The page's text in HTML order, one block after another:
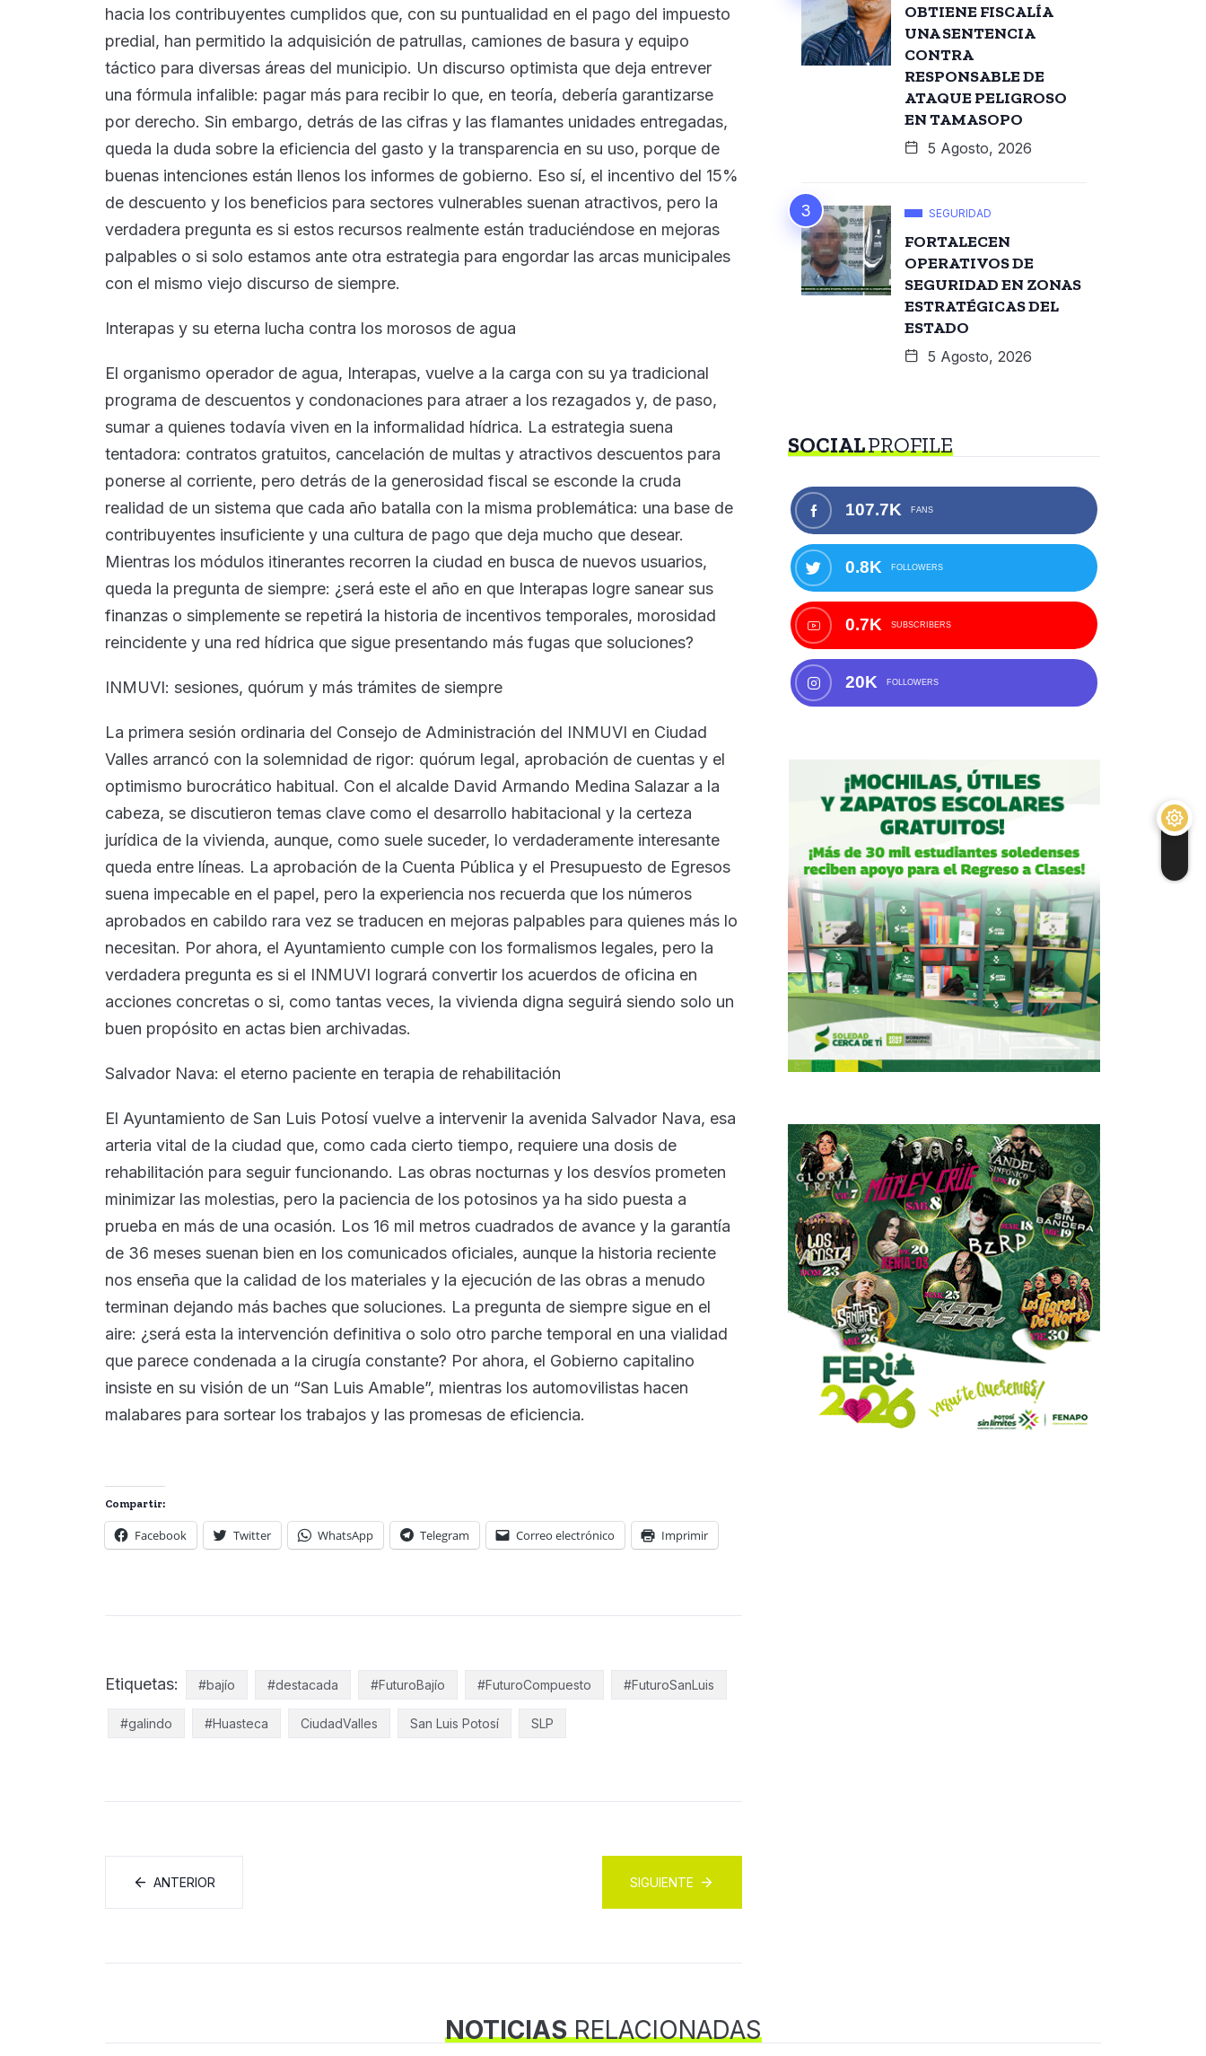
hacia los contribuyentes cumplidos que, con su puntualidad en el pago del impuesto
predial, han permitido la adquisición de patrullas, camiones de basura y equipo
táctico para diversas áreas del municipio. Un discurso optimista que deja entrever
una fórmula infalible: pagar más para recibir lo que, en teoría, debería garantizarse
por derecho. Sin embargo, detrás de las cifras y las flamantes unidades entregadas,
queda la duda sobre la eficiencia del gasto y la transparencia en su uso, porque de
buenas intenciones están llenos los informes de gobierno. Eso sí, el incentivo del 15%
de descuento y los beneficios para sectores vulnerables suenan atractivos, pero la
verdadera pregunta es si estos recursos realmente están traduciéndose en mejoras
palpables o si solo estamos ante otra estrategia para engordar las arcas municipales
con el mismo viejo discurso de siempre.
Interapas y su eterna lucha contra los morosos de agua
El organismo operador de agua, Interapas, vuelve a la carga con su ya tradicional
programa de descuentos y condonaciones para atraer a los rezagados y, de paso,
sumar a quienes todavía viven en la informalidad hídrica. La estrategia suena
tentadora: contratos gratuitos, cancelación de multas y atractivos descuentos para
ponerse al corriente, pero detrás de la generosidad fiscal se esconde la cruda
realidad de un sistema que cada año batalla con la misma problemática: una base de
contribuyentes insuficiente y una cultura de pago que deja mucho que desear.
Mientras los módulos itinerantes recorren la ciudad en busca de nuevos usuarios,
queda la pregunta de siempre: ¿será este el año en que Interapas logre sanear sus
finanzas o simplemente se repetirá la historia de incentivos temporales, morosidad
reincidente y una red hídrica que sigue presentando más fugas que soluciones?
INMUVI: sesiones, quórum y más trámites de siempre
La primera sesión ordinaria del Consejo de Administración del INMUVI en Ciudad
Valles arrancó con la solemnidad de rigor: quórum legal, aprobación de cuentas y el
optimismo burocrático habitual. Con el alcalde David Armando Medina Salazar a la
cabeza, se discutieron temas clave como el desarrollo habitacional y la certeza
jurídica de la vivienda, aunque, como suele suceder, lo verdaderamente interesante
queda entre líneas. La aprobación de la Cuenta Pública y el Presupuesto de Egresos
suena impecable en el papel, pero la experiencia nos recuerda que los números
aprobados en cabildo rara vez se traducen en mejoras palpables para quienes más lo
necesitan. Por ahora, el Ayuntamiento cumple con los formalismos legales, pero la
verdadera pregunta es si el INMUVI logrará convertir los acuerdos de oficina en
acciones concretas o si, como tantas veces, la vivienda digna seguirá siendo solo un
buen propósito en actas bien archivadas.
Salvador Nava: el eterno paciente en terapia de rehabilitación
El Ayuntamiento de San Luis Potosí vuelve a intervenir la avenida Salvador Nava, esa
arteria vital de la ciudad que, como cada cierto tiempo, requiere una dosis de
rehabilitación para seguir funcionando. Las obras nocturnas y los desvíos prometen
minimizar las molestias, pero la paciencia de los potosinos ya ha sido puesta a
prueba en más de una ocasión. Los 16 mil metros cuadrados de avance y la garantía
de 36 meses suenan bien en los comunicados oficiales, aunque la historia reciente
nos enseña que la calidad de los materiales y la ejecución de las obras a menudo
terminan dejando más baches que soluciones. La pregunta de siempre sigue en el
aire: ¿será esta la intervención definitiva o solo otro parche temporal en una vialidad
que parece condenada a la cirugía constante? Por ahora, el Gobierno capitalino
insiste en su visión de un “San Luis Amable”, mientras los automovilistas hacen
malabares para sortear los trabajos y las promesas de eficiencia.
Compartir:
Facebook Twitter WhatsApp Telegram Correo electrónico Imprimir
Etiquetas: #bajío #destacada #FuturoBajío #FuturoCompuesto #FuturoSanLuis
#galindo #Huasteca CiudadValles San Luis Potosí SLP
ANTERIOR SIGUIENTE
OBTIENE FISCALÍA
UNA SENTENCIA
CONTRA
RESPONSABLE DE
ATAQUE PELIGROSO
EN TAMASOPO
5 Agosto, 2026
SEGURIDAD
FORTALECEN
OPERATIVOS DE
SEGURIDAD EN ZONAS
ESTRATÉGICAS DEL
ESTADO
5 Agosto, 2026
SOCIALPROFILE
107.7K FANS
0.8K FOLLOWERS
0.7K SUBSCRIBERS
20K FOLLOWERS
NOTICIASRELACIONADAS